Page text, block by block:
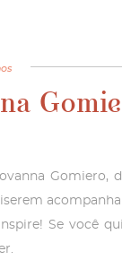
Gomiero,
Se você